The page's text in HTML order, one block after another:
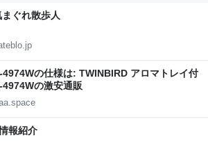
ぐれ散歩人
の仕様は: TWINBIRD アロマトレイ付
の激安通販
報紹介